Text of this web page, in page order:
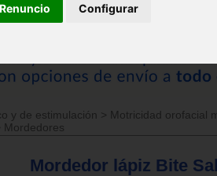
Renuncio Configurar
y de estimulación > Motricidad orofacial
Mordedores
Mordedor lápiz Bite